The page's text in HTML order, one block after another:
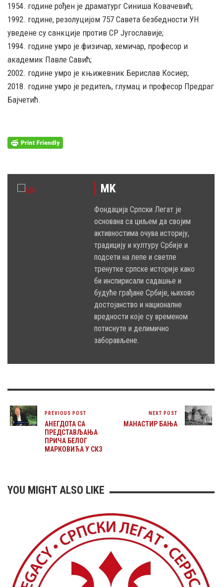
1954. године рођен је драматург Синиша Ковачевић;
1992. године, резолуцијом 757 Савета безбедности УН
уведене су санкције против СР Југославије;
1994. године умро је физичар, хемичар, професор и
академик Павле Савић;
2002. године умро је књижевник Берислав Косиер;
2018. године умро је редитељ, глумац и професор Предраг
Бајчетић.
MK
Фондација Српски Легат је
основана са циљем да својим
активностима очува историју,
традицију и културу Србије и
подсети на лепе и светле
тренутке српске историје како
би инспирисали садашње и
будуће грађане Србије, њихово
достојанство и националне
вредности које су временом
потиснуте и делимично
заборављене.
PREVIOUS POST
АНЕГДОТА СА
ПРЕДСТАВЉАЊА
ПРИЧА БЕЛОГ
МАРКОВИЋА У СКЗ
NEXT POST
МАНАСТИР БАЊА
YOU MIGHT ALSO LIKE